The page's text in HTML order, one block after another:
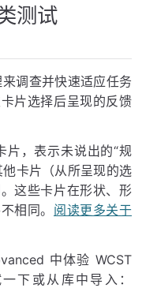
测试
调查并快速适应任务
片选择后呈现的反馈
片，表示未说出的“规
卡片（从所呈现的选
这些卡片在形状、形
相同。 阅读更多关于
中体验 WCST
下或从库中导入：